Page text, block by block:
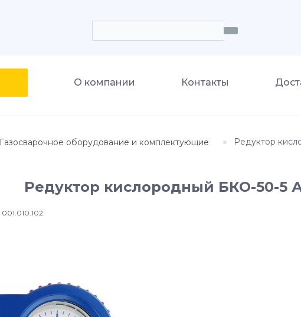
О компании Контакты
Газосварочное оборудование и комплектующие Редуктор
Редуктор кислородный БКО-50-5
001.010.102